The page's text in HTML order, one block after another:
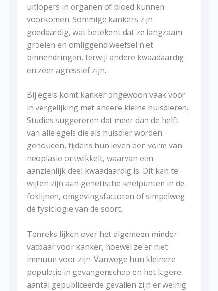
uitlopers in organen of bloed kunnen
voorkomen. Sommige kankers zijn
goedaardig, wat betekent dat ze langzaam
groeien en omliggend weefsel niet
binnendringen, terwijl andere kwaadaardig
en zeer agressief zijn.
Bij egels komt kanker ongewoon vaak voor
in vergelijking met andere kleine huisdieren.
Studies suggereren dat meer dan de helft
van alle egels die als huisdier worden
gehouden, tijdens hun leven een vorm van
neoplasie ontwikkelt, waarvan een
aanzienlijk deel kwaadaardig is. Dit kan te
wijten zijn aan genetische knelpunten in de
foklijnen, omgevingsfactoren of simpelweg
de fysiologie van de soort.
Tenreks lijken over het algemeen minder
vatbaar voor kanker, hoewel ze er niet
immuun voor zijn. Vanwege hun kleinere
populatie in gevangenschap en het lagere
aantal gepubliceerde gevallen zijn er weinig